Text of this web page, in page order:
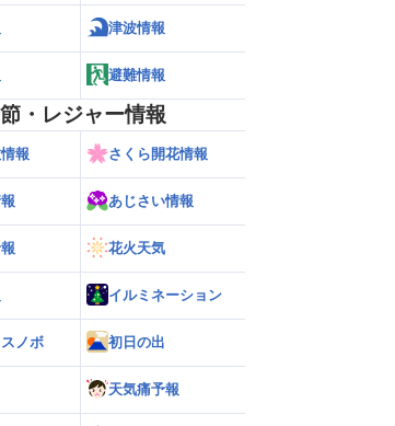
津波情報
避難情報
・レジャー情報
報 さくら開花情報
あじさい情報
花火天気
イルミネーション
ノボ 初日の出
天気痛予報